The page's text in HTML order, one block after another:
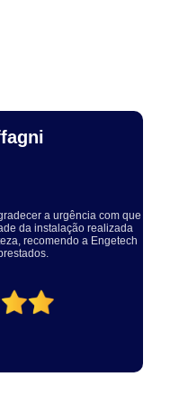
equipe educada e
ficou ótimo.